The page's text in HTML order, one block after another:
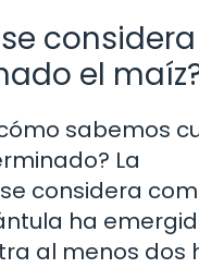
el
sabemos
La
considera
ha
al menos dos